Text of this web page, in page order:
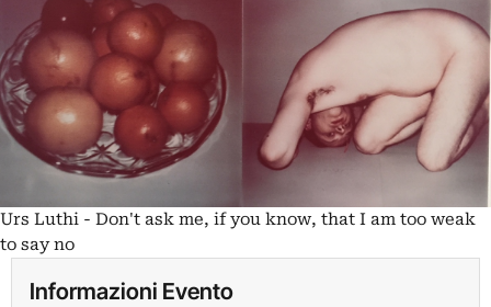
Urs Luthi - Don't ask me, if you know, that I am too weak
to say no
Informazioni Evento